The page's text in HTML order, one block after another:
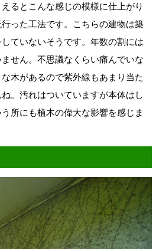
るとこんな感じの模様に仕上がり
った工法です。こちらの建物は築
ていないそうです。年数の割には
せん。不思議なくらい痛んでいな
木があるので紫外線もあまり当た
。汚れはついていますが本体はし
所にも植木の偉大な影響を感じま